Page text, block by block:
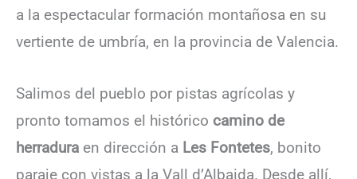
a la espectacular formación montañosa en su
vertiente de umbría, en la provincia de Valencia.
Salimos del pueblo por pistas agrícolas y
pronto tomamos el histórico camino de
herradura en dirección a Les Fontetes, bonito
paraje con vistas a la Vall d’Albaida. Desde allí,